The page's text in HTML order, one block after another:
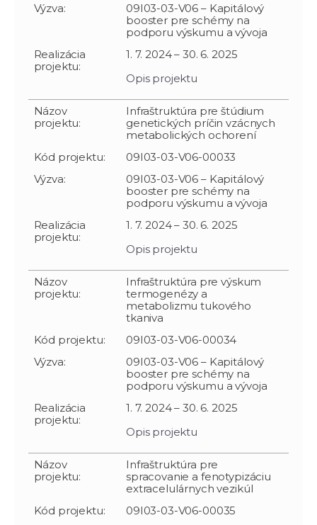
Výzva:
09I03-03-V06 – Kapitálový
booster pre schémy na
podporu výskumu a vývoja
Realizácia
projektu:
1. 7. 2024 – 30. 6. 2025
Opis projektu
Názov
projektu:
Infraštruktúra pre štúdium
genetických príčin vzácnych
metabolických ochorení
Kód projektu:
09I03-03-V06-00033
Výzva:
09I03-03-V06 – Kapitálový
booster pre schémy na
podporu výskumu a vývoja
Realizácia
projektu:
1. 7. 2024 – 30. 6. 2025
Opis projektu
Názov
projektu:
Infraštruktúra pre výskum
termogenézy a
metabolizmu tukového
tkaniva
Kód projektu:
09I03-03-V06-00034
Výzva:
09I03-03-V06 – Kapitálový
booster pre schémy na
podporu výskumu a vývoja
Realizácia
projektu:
1. 7. 2024 – 30. 6. 2025
Opis projektu
Názov
projektu:
Infraštruktúra pre
spracovanie a fenotypizáciu
extracelulárnych vezikúl
Kód projektu:
09I03-03-V06-00035